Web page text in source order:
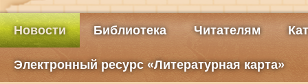
Новости Библиотека Читателям
Электронный ресурс «Литературная карта»